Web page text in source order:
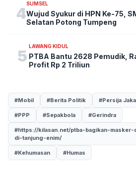
4
SUMSEL
Wujud Syukur di HPN Ke-75,
Selatan Potong Tumpeng
5
LAWANG KIDUL
PTBA Bantu 2628 Pemudik,
Profit Rp 2 Triliun
#Mobil #Berita Politik #Persija
#PPP #Sepakbola #Gerindra
#https://kilasan.net/ptba-bagikan-
di-tanjung-enim/
#Kehumasan #Humas